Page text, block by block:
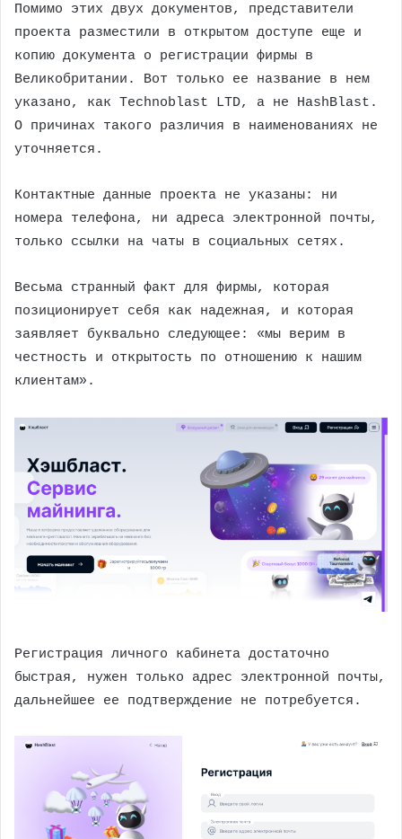
Помимо этих двух документов, представители
проекта разместили в открытом доступе еще и
копию документа о регистрации фирмы в
Великобритании. Вот только ее название в нем
указано, как Technoblast LTD, а не HashBlast.
О причинах такого различия в наименованиях не
уточняется.
Контактные данные проекта не указаны: ни
номера телефона, ни адреса электронной почты,
только ссылки на чаты в социальных сетях.
Весьма странный факт для фирмы, которая
позиционирует себя как надежная, и которая
заявляет буквально следующее: «мы верим в
честность и открытость по отношению к нашим
клиентам».
Регистрация личного кабинета достаточно
быстрая, нужен только адрес электронной почты,
дальнейшее ее подтверждение не потребуется.